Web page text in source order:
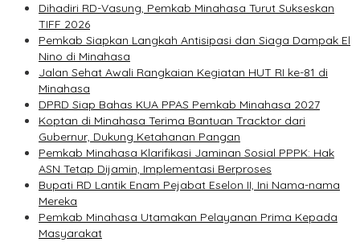
Dihadiri RD-Vasung, Pemkab Minahasa Turut Sukseskan
TIFF 2026
Pemkab Siapkan Langkah Antisipasi dan Siaga Dampak El
Nino di Minahasa
Jalan Sehat Awali Rangkaian Kegiatan HUT RI ke-81 di
Minahasa
DPRD Siap Bahas KUA PPAS Pemkab Minahasa 2027
Koptan di Minahasa Terima Bantuan Tracktor dari
Gubernur, Dukung Ketahanan Pangan
Pemkab Minahasa Klarifikasi Jaminan Sosial PPPK: Hak
ASN Tetap Dijamin, Implementasi Berproses
Bupati RD Lantik Enam Pejabat Eselon II, Ini Nama-nama
Mereka
Pemkab Minahasa Utamakan Pelayanan Prima Kepada
Masyarakat